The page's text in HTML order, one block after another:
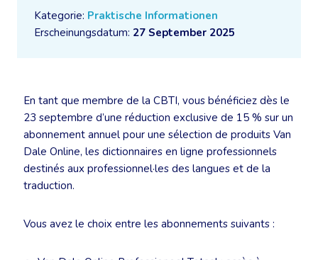
Kategorie: Praktische Informationen
Erscheinungsdatum: 27 September 2025
En tant que membre de la CBTI, vous bénéficiez dès le
23 septembre d’une réduction exclusive de 15 % sur un
abonnement annuel pour une sélection de produits Van
Dale Online, les dictionnaires en ligne professionnels
destinés aux professionnel·les des langues et de la
traduction.
Vous avez le choix entre les abonnements suivants :